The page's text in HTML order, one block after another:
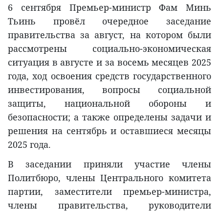
6 сентября Премьер-министр Фам Минь
Тьинь провёл очередное заседание
правительства за август, на котором были
рассмотрены социально-экономическая
ситуация в августе и за восемь месяцев 2025
года, ход освоения средств государственного
инвестирования, вопросы социальной
защиты, национальной обороны и
безопасности; а также определены задачи и
решения на сентябрь и оставшиеся месяцы
2025 года.
В заседании приняли участие члены
Политбюро, члены Центрального комитета
партии, заместители премьер-министра,
члены правительства, руководители